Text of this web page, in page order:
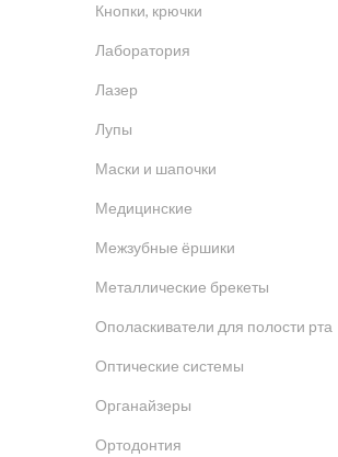
Кнопки, крючки
Лаборатория
Лазер
Лупы
Маски и шапочки
Медицинские
Межзубные ёршики
Металлические брекеты
Ополаскиватели для полости рта
Оптические системы
Органайзеры
Ортодонтия